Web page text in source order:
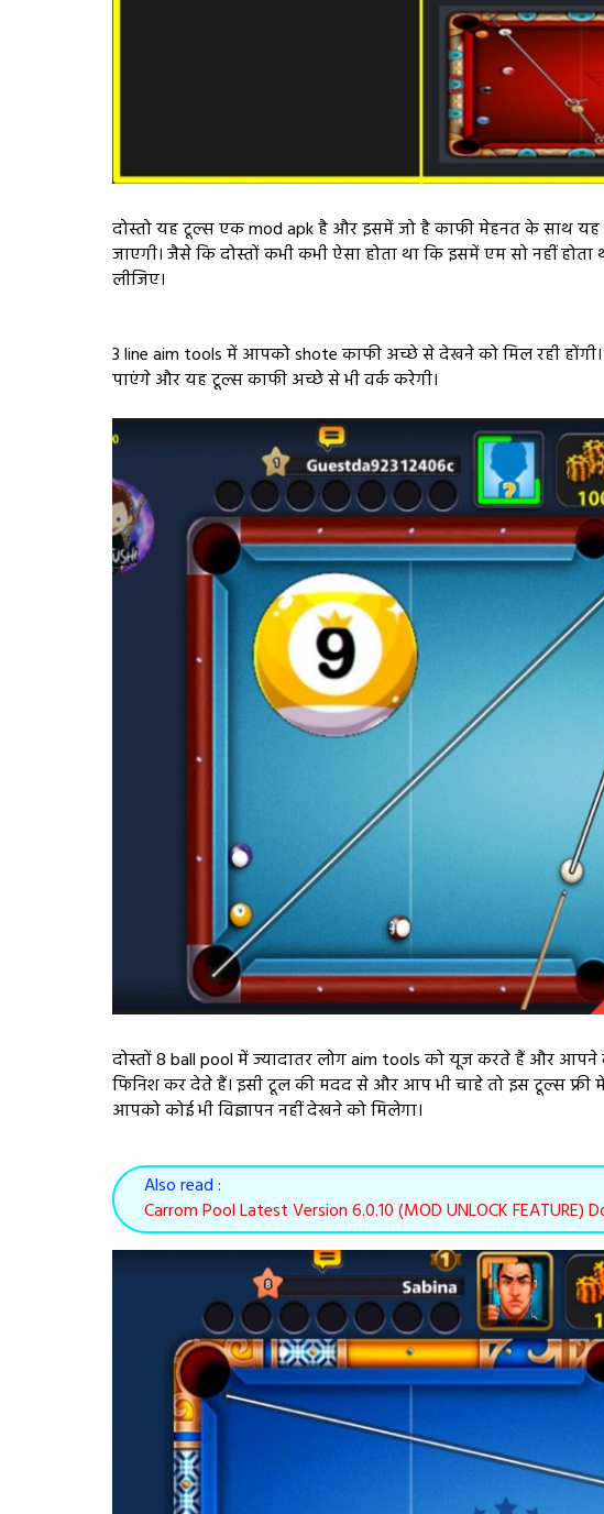
दोस्तो यह टूल्स एक mod apk है और इसमें जो है काफी मेहनत के साथ यह
जाएगी। जैसे कि दोस्तों कभी कभी ऐसा होता था कि इसमें एम सो नहीं
लीजिए।
3 line aim tools में आपको shote काफी अच्छे से देखने को मिल रही
पाएंगे और यह टूल्स काफी अच्छे से भी वर्क करेगी।
दोस्तों 8 ball pool में ज्यादातर लोग aim tools को यूज करते हैं और
फिनिश कर देते हैं। इसी टूल की मदद से और आप भी चाहे तो इस टूल्स
आपको कोई भी विज्ञापन नहीं देखने को मिलेगा।
Also read :
Carrom Pool Latest Version 6.0.10 (MOD UNLOCK FEATURE)